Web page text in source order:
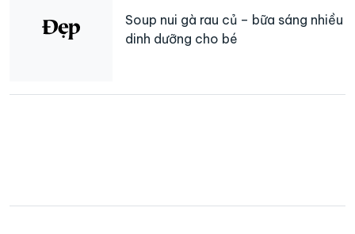
Soup nui gà rau củ – bữa sáng nhiều
dinh dưỡng cho bé